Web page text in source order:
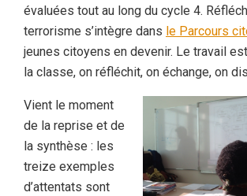
évaluées tout au long du cycle 4.
terrorisme s’intègre dans le Parcours
jeunes citoyens en devenir. Le travail
la classe, on réfléchit, on échange, on
Vient le moment
de la reprise et de
la synthèse : les
treize exemples
d’attentats sont